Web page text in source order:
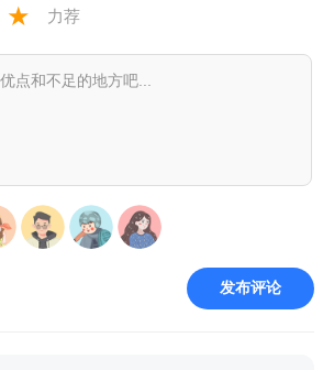
★ 力荐
发布评论